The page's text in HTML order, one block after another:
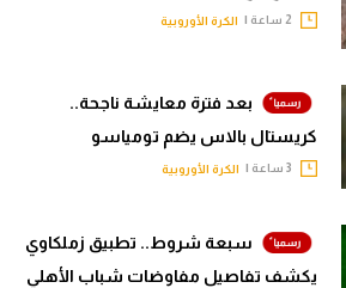
الكرة الأوروبية
بعد فترة معايشة ناجحة..
كريستال بالاس يضم تومياسو
الكرة الأوروبية
سبعة شروط.. تطبيق زملكاوي
يكشف تفاصيل مفاوضات شباب الأهلي